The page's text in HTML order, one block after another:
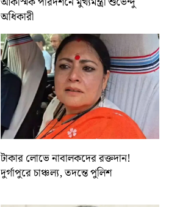
অধিকারী
টাকার লোভে নাবালকদের রক্তদান!
দুর্গাপুরে চাঞ্চল্য, তদন্তে পুলিশ